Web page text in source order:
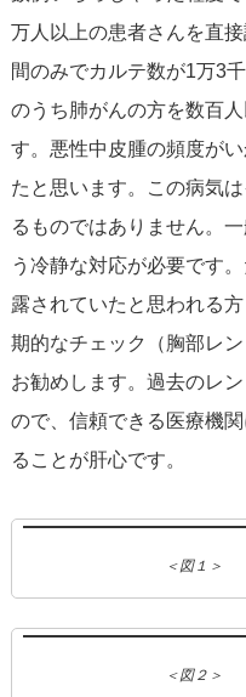
万人以上の患者さんを直
間のみでカルテ数が1万3
のうち肺がんの方を数百
す。悪性中皮腫の頻度が
たと思います。この病気
るものではありません。
う冷静な対応が必要です
露されていたと思われる
期的なチェック（胸部レ
お勧めします。過去のレ
ので、信頼できる医療機
ることが肝心です。
＜図１＞
＜図２＞